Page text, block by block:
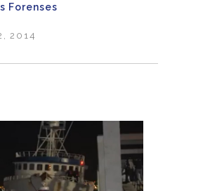
Forenses
2014